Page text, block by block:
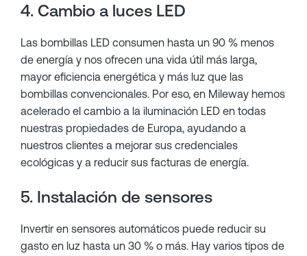
4. Cambio a luces LED
Las bombillas LED consumen hasta un 90 % menos
de energía y nos ofrecen una vida útil más larga,
mayor eficiencia energética y más luz que las
bombillas convencionales. Por eso, en Mileway hemos
acelerado el cambio a la iluminación LED en todas
nuestras propiedades de Europa, ayudando a
nuestros clientes a mejorar sus credenciales
ecológicas y a reducir sus facturas de energía.
5. Instalación de sensores
Invertir en sensores automáticos puede reducir su
gasto en luz hasta un 30 % o más. Hay varios tipos de